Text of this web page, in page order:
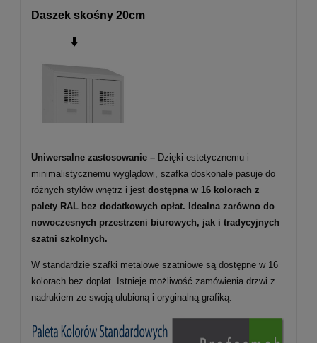
Daszek skośny 20cm
⬇️
Uniwersalne zastosowanie – Dzięki estetycznemu i
minimalistycznemu wyglądowi, szafka doskonale pasuje do
różnych stylów wnętrz i jest dostępna w 16 kolorach z
palety RAL bez dodatkowych opłat. Idealna zarówno do
nowoczesnych przestrzeni biurowych, jak i tradycyjnych
szatni szkolnych.
W standardzie szafki metalowe szatniowe są dostępne w 16
kolorach bez dopłat. Istnieje możliwość zamówienia drzwi z
nadrukiem ze swoją ulubioną i oryginalną grafiką.